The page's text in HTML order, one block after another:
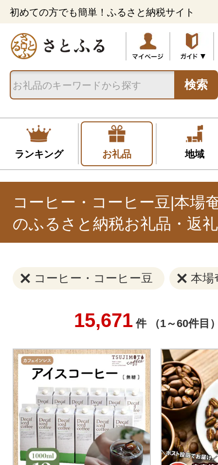
初めての方でも簡単！ふるさと納税サイト
検索
ランキング お礼品 地域
コーヒー・コーヒー豆|本場
のふるさと納税お礼品・返
コーヒー・コーヒー豆 本場
15,671件 （1～60件目